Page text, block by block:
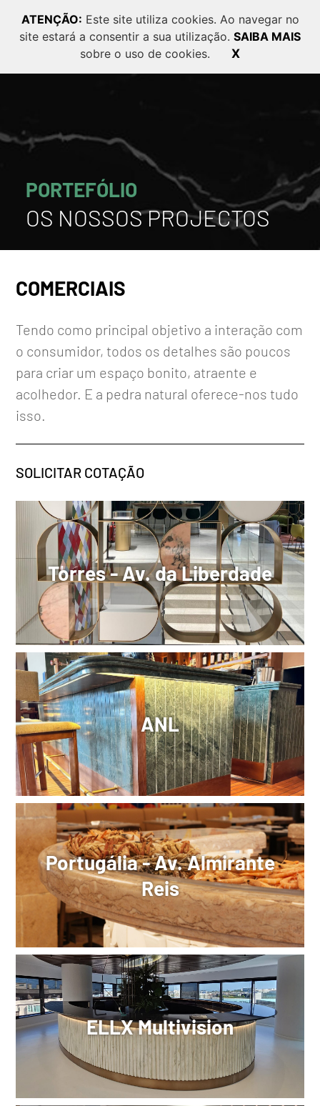
ATENÇÃO: Este site utiliza cookies. Ao navegar no
site estará a consentir a sua utilização. SAIBA MAIS
sobre o uso de cookies.
X
PT EN FR
PORTEFÓLIO
OS NOSSOS PROJECTOS
COMERCIAIS
Tendo como principal objetivo a interação com
o consumidor, todos os detalhes são poucos
para criar um espaço bonito, atraente e
acolhedor. E a pedra natural oferece-nos tudo
isso.
SOLICITAR COTAÇÃO
Torres - Av. da Liberdade
ANL
Portugália - Av. Almirante
Reis
ELLX Multivision